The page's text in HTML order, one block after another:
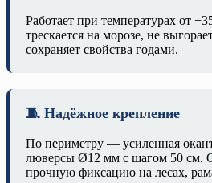
Работает при температурах от
трескается на морозе, не
сохраняет свойства годами.
🧵 Надёжное крепление
По периметру — усиленная
люверсы Ø12 мм с шагом 50 см.
прочную фиксацию на лесах,